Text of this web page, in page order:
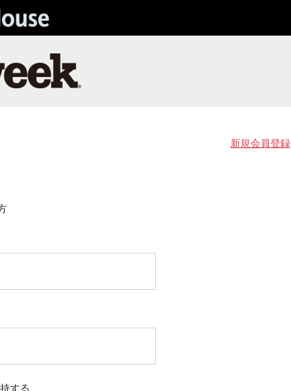
新規会員登録
する